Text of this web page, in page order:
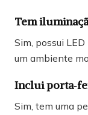
Tem
Sim, possui
um ambiente
Inclui
Sim, tem uma